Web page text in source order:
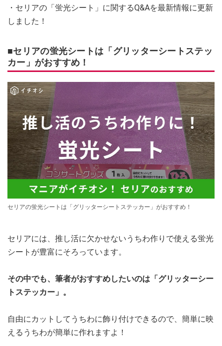
・セリアの「蛍光シート」に関するQ&Aを最新情報に更新
しました！
■セリアの蛍光シートは「グリッターシートステッ
カー」がおすすめ！
セリアの蛍光シートは「グリッターシートステッカー」がおすすめ！
セリアには、推し活に欠かせないうちわ作りで使える蛍光
シートが豊富にそろっています。
その中でも、筆者がおすすめしたいのは「グリッターシー
トステッカー」。
自由にカットしてうちわに飾り付けできるので、簡単に映
えるうちわが簡単に作れますよ！